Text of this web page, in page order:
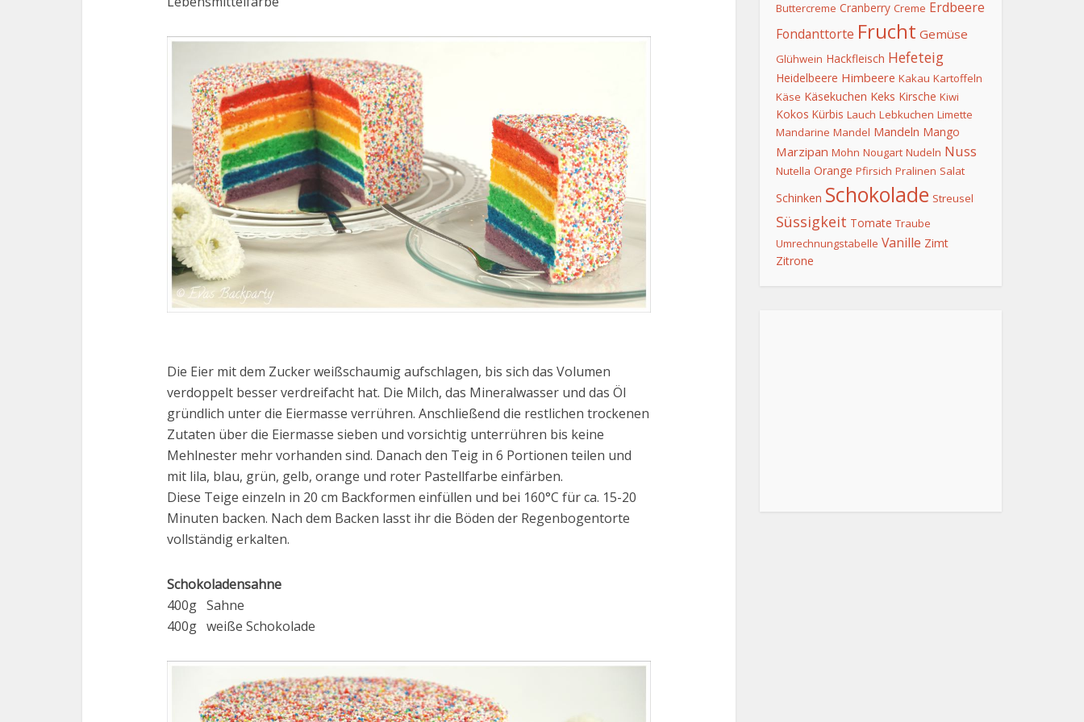
Die Eier mit dem Zucker weißschaumig aufschlagen, bis sich das Volumen
verdoppelt besser verdreifacht hat. Die Milch, das Mineralwasser und das Öl
gründlich unter die Eiermasse verrühren. Anschließend die restlichen trockenen
Zutaten über die Eiermasse sieben und vorsichtig unterrühren bis keine
Mehlnester mehr vorhanden sind. Danach den Teig in 6 Portionen teilen und
mit lila, blau, grün, gelb, orange und roter Pastellfarbe einfärben.
Diese Teige einzeln in 20 cm Backformen einfüllen und bei 160°C für ca. 15-20
Minuten backen. Nach dem Backen lasst ihr die Böden der Regenbogentorte
vollständig erkalten.
Schokoladensahne
400g Sahne
400g weiße Schokolade
Buttercreme Cranberry Creme Erdbeere
Fondanttorte Frucht Gemüse
Glühwein Hackfleisch Hefeteig
Heidelbeere Himbeere Kakau Kartoffeln
Käse Käsekuchen Keks Kirsche Kiwi
Kokos Kürbis Lauch Lebkuchen Limette
Mandarine Mandel Mandeln Mango
Marzipan Mohn Nougart Nudeln Nuss
Nutella Orange Pfirsich Pralinen Salat
Schinken Schokolade Streusel
Süssigkeit Tomate Traube
Umrechnungstabelle Vanille Zimt
Zitrone